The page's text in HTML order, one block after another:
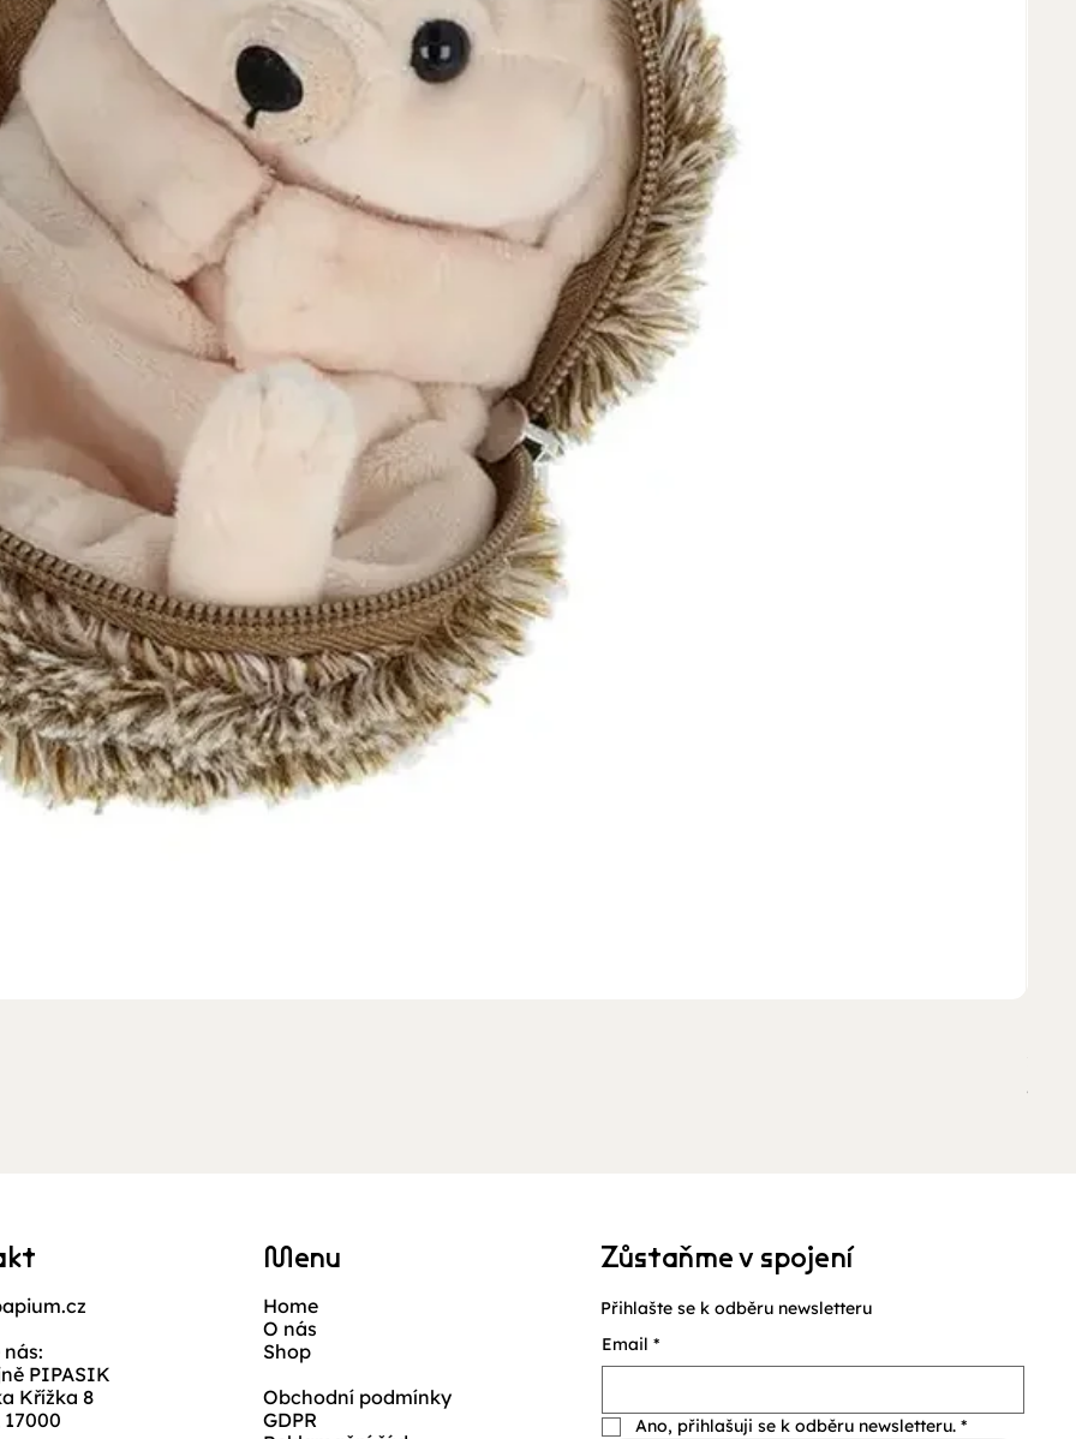
včetně
PIPASIK
Křížka 8
17000
Menu
Home
O nás
Shop
Obchodní podmínky
GDPR
Zůstaňme v spojení
Přihlašte se k odběru newsletteru
Email *
Ano, přihlašuji se k odběru newsletteru. *